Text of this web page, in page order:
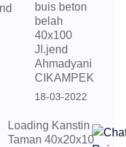
buis beton
belah
40x100
Jl.jend
Ahmadyani
CIKAMPEK
18-03-2022
Loading Kanstin
Taman 40x20x10